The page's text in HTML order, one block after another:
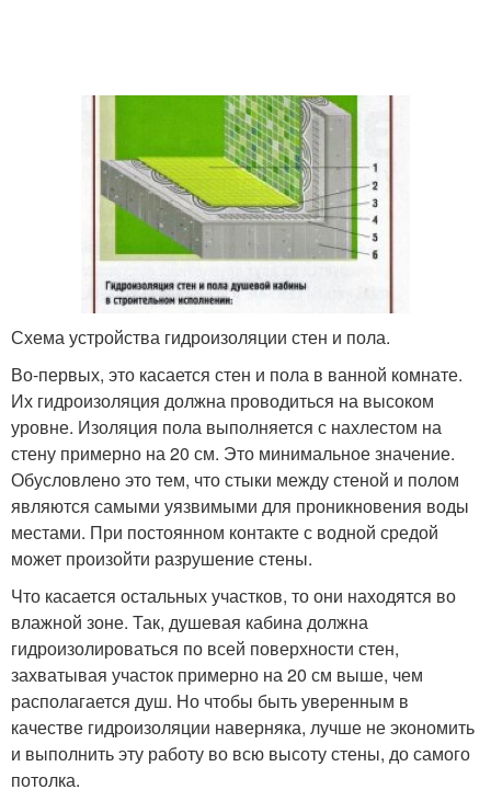
Схема устройства гидроизоляции стен и пола.
Во-первых, это касается стен и пола в ванной комнате.
Их гидроизоляция должна проводиться на высоком
уровне. Изоляция пола выполняется с нахлестом на
стену примерно на 20 см. Это минимальное значение.
Обусловлено это тем, что стыки между стеной и полом
являются самыми уязвимыми для проникновения воды
местами. При постоянном контакте с водной средой
может произойти разрушение стены.
Что касается остальных участков, то они находятся во
влажной зоне. Так, душевая кабина должна
гидроизолироваться по всей поверхности стен,
захватывая участок примерно на 20 см выше, чем
располагается душ. Но чтобы быть уверенным в
качестве гидроизоляции наверняка, лучше не экономить
и выполнить эту работу во всю высоту стены, до самого
потолка.